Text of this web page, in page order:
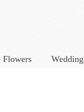
Flowers Wedding